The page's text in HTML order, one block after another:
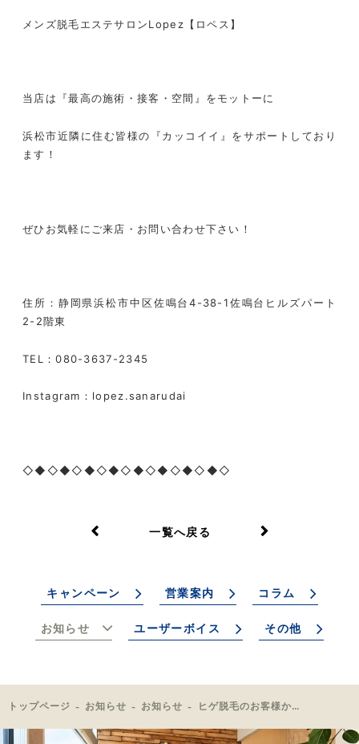
メンズ脱毛エステサロンLopez 【ロペス】
当店は『最高の施術・接客・空間』をモットーに
浜松市近隣に住む皆様の『カッコイイ』をサポートしており
ます！
ぜひお気軽にご来店・お問い合わせ下さい！
住所：静岡県浜松市中区佐鳴台4-38-1佐鳴台ヒルズパート
2-2階東
TEL ：080-3637-2345
Instagram ： lopez.sanarudai
◇◆◇◆◇◆◇◆◇◆◇◆◇◆◇◆◇
一覧へ戻る
キャンペーン 営業案内 コラム
お知らせ ユーザーボイス その他
トップページ お知らせ お知らせ ヒゲ脱毛のお客様からお声をいただきました！